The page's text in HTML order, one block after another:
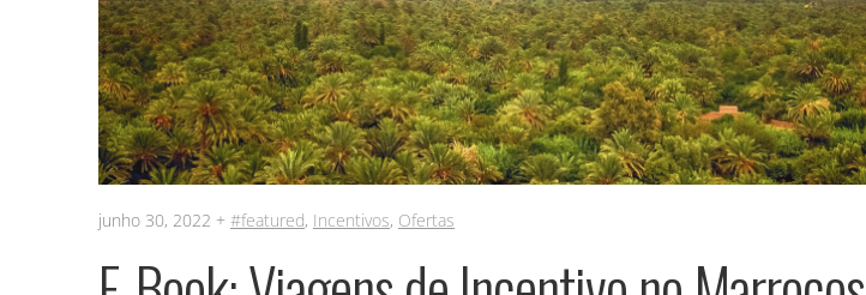
junho 30, 2022 + #featured, Incentivos, Ofertas